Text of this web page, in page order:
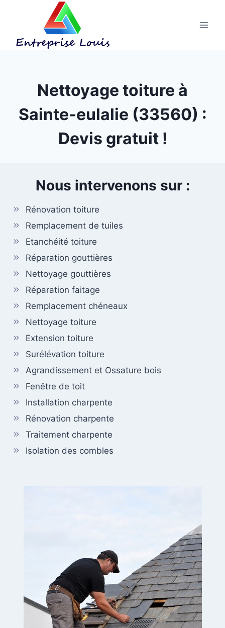
Nettoyage toiture à
Sainte-eulalie (33560) :
Devis gratuit !
Nous intervenons sur :
Rénovation toiture
Remplacement de tuiles
Etanchéité toiture
Réparation gouttières
Nettoyage gouttières
Réparation faitage
Remplacement chéneaux
Nettoyage toiture
Extension toiture
Surélévation toiture
Agrandissement et Ossature bois
Fenêtre de toit
Installation charpente
Rénovation charpente
Traitement charpente
Isolation des combles